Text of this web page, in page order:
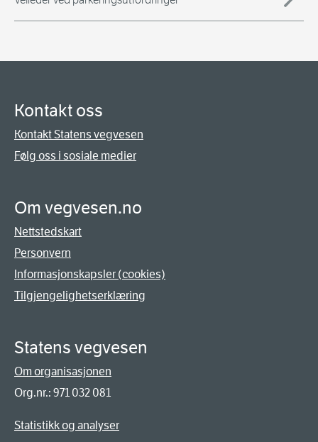
Kontakt oss
Kontakt Statens vegvesen
Følg oss i sosiale medier
Om vegvesen.no
Nettstedskart
Personvern
Informasjonskapsler (cookies)
Tilgjengelighetserklæring
Statens vegvesen
Om organisasjonen
Org.nr.: 971 032 081
Statistikk og analyser